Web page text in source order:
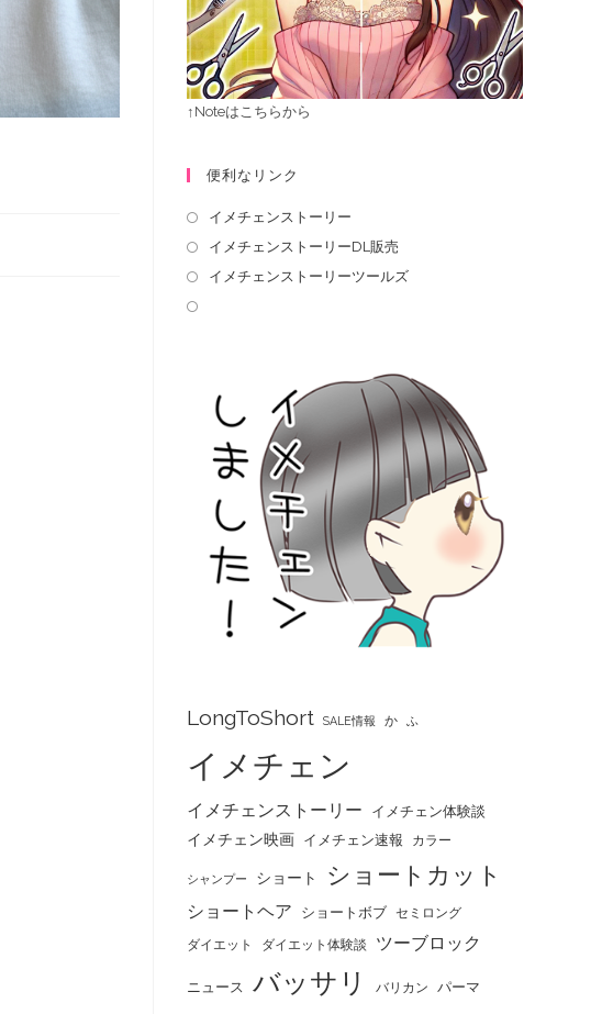
↑Noteはこちらから
便利なリンク
イメチェンストーリー
イメチェンストーリーDL販売
イメチェンストーリーツールズ
LongToShort SALE情報 か ふ
イメチェン
イメチェンストーリー イメチェン体験談
イメチェン映画 イメチェン速報 カラー
シャンプー ショート ショートカット
ショートヘア ショートボブ セミロング
ダイエット ダイエット体験談 ツーブロック
ニュース バッサリ バリカン パーマ